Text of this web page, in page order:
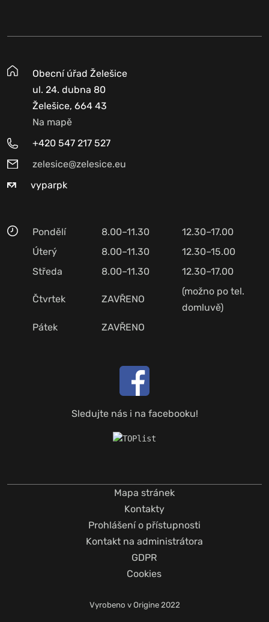
Obecní úřad Želešice
ul. 24. dubna 80
Želešice, 664 43
Na mapě
+420 547 217 527
zelesice@zelesice.eu
vyparpk
Pondělí 8.00–11.30
12.30–17.00
Úterý
8.00–11.30
12.30–15.00
Středa
8.00–11.30 12.30–17.00
Čtvrtek ZAVŘENO
(možno po tel.
domluvě)
Pátek
ZAVŘENO
Sledujte nás i na facebooku!
Mapa stránek
Kontakty
Prohlášení o přístupnosti
Kontakt na administrátora
GDPR
Cookies
Vyrobeno v Origine2022